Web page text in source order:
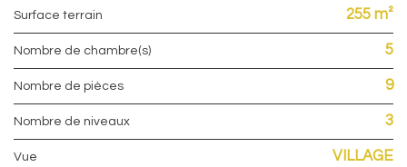
surface terrain 255 m²
Nombre de chambre(s) 5
Nombre de pièces 9
Nombre de niveaux 3
Vue VILLAGE